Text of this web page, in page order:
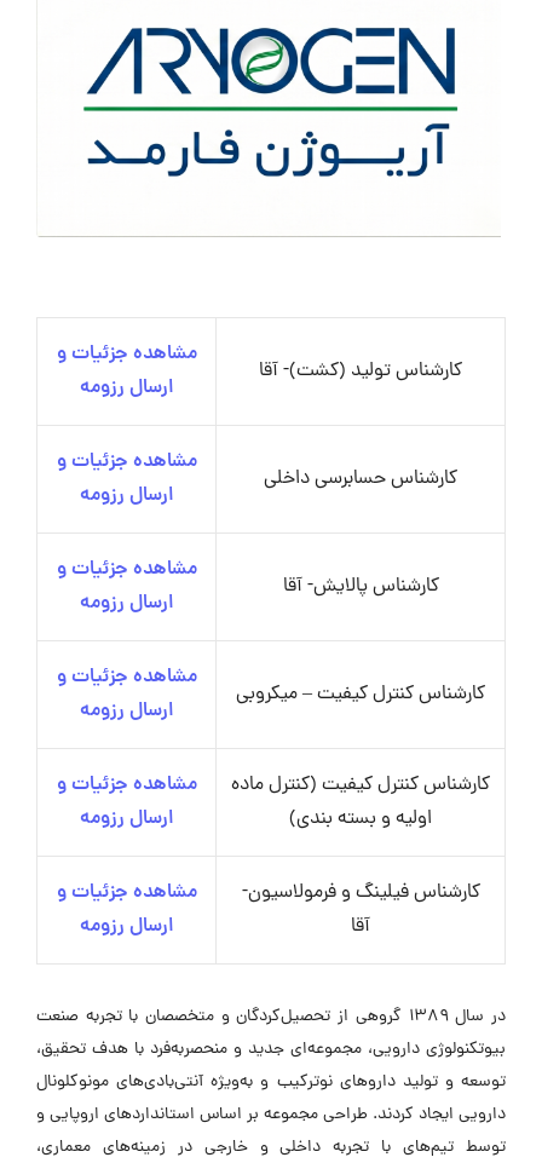
کارشناس تولید (کشت)- آقا
مشاهده جزئیات و
ارسال رزومه
کارشناس حسابرسی داخلی
مشاهده جزئیات و
ارسال رزومه
کارشناس پالایش- آقا
مشاهده جزئیات و
ارسال رزومه
کارشناس کنترل کیفیت – میکروبی
مشاهده جزئیات و
ارسال رزومه
کارشناس کنترل کیفیت (کنترل ماده
اولیه و بسته بندی)
مشاهده جزئیات و
ارسال رزومه
کارشناس فیلینگ و فرمولاسیون-
آقا
مشاهده جزئیات و
ارسال رزومه
در سال ۱۳۸۹ گروهی از تحصیل‌کردگان و متخصصان با تجربه صنعت
بیوتکنولوژی دارویی، مجموعه‌ای جدید و منحصر‌به‌فرد با هدف تحقیق،
توسعه و تولید داروهای نوترکیب و به‌ویژه آنتی‌بادی‌های مونوکلونال
دارویی ایجاد کردند. طراحی مجموعه بر اساس استانداردهای اروپایی و
توسط تیم‌های با تجربه داخلی و خارجی در زمینه‌های معماری،